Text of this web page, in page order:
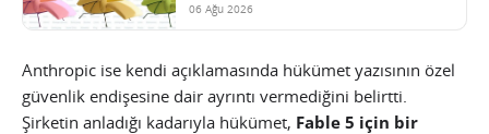
06 Ağu 2026
Anthropic ise kendi açıklamasında hükümet yazısının özel
güvenlik endişesine dair ayrıntı vermediğini belirtti.
Şirketin anladığı kadarıyla hükümet, Fable 5 için bir